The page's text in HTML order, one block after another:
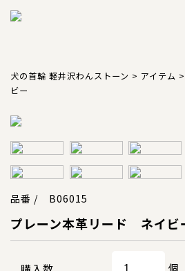
メルマガ登録・解除
買い物かごを
TOP
犬の首輪 軽井沢わんストーン > アイテム >
ビー
品番 / B06015
プレーン本革リード ネイビ
個